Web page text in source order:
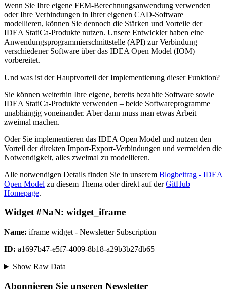
Wenn Sie Ihre eigene FEM-Berechnungsanwendung verwenden
oder Ihre Verbindungen in Ihrer eigenen CAD-Software
modellieren, können Sie dennoch die Stärken und Vorteile der
IDEA StatiCa-Produkte nutzen. Unsere Entwickler haben eine
Anwendungsprogrammierschnittstelle (API) zur Verbindung
verschiedener Software über das IDEA Open Model (IOM)
vorbereitet.
Und was ist der Hauptvorteil der Implementierung dieser Funktion?
Sie können weiterhin Ihre eigene, bereits bezahlte Software sowie
IDEA StatiCa-Produkte verwenden – beide Softwareprogramme
unabhängig voneinander. Aber dann muss man etwas Arbeit
zweimal machen.
Oder Sie implementieren das IDEA Open Model und nutzen den
Vorteil der direkten Import-Export-Verbindungen und vermeiden die
Notwendigkeit, alles zweimal zu modellieren.
Alle notwendigen Details finden Sie in unserem Blogbeitrag - IDEA
Open Model zu diesem Thema oder direkt auf derGitHub
Homepage.
Widget #NaN: widget_iframe
Name: iframe widget - Newsletter Subscription
ID: a1697b47-e5f7-4009-8b18-a29b3b27db65
Show Raw Data
Abonnieren Sie unseren Newsletter